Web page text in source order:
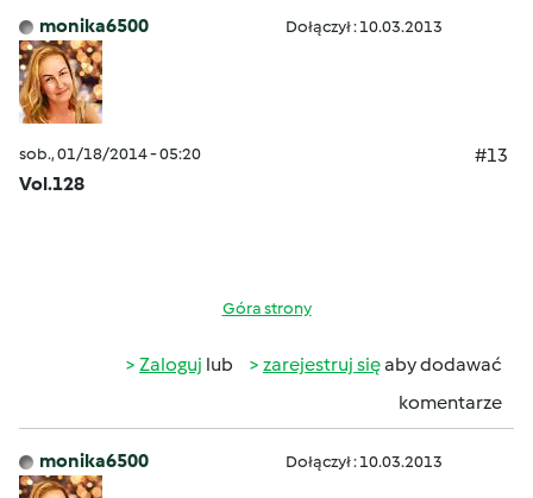
monika6500 Dołączył : 10.03.2013
sob., 01/18/2014 - 05:20
#13
Vol.128
Góra strony
Zaloguj lub zarejestruj sięaby dodawać
komentarze
monika6500 Dołączył : 10.03.2013